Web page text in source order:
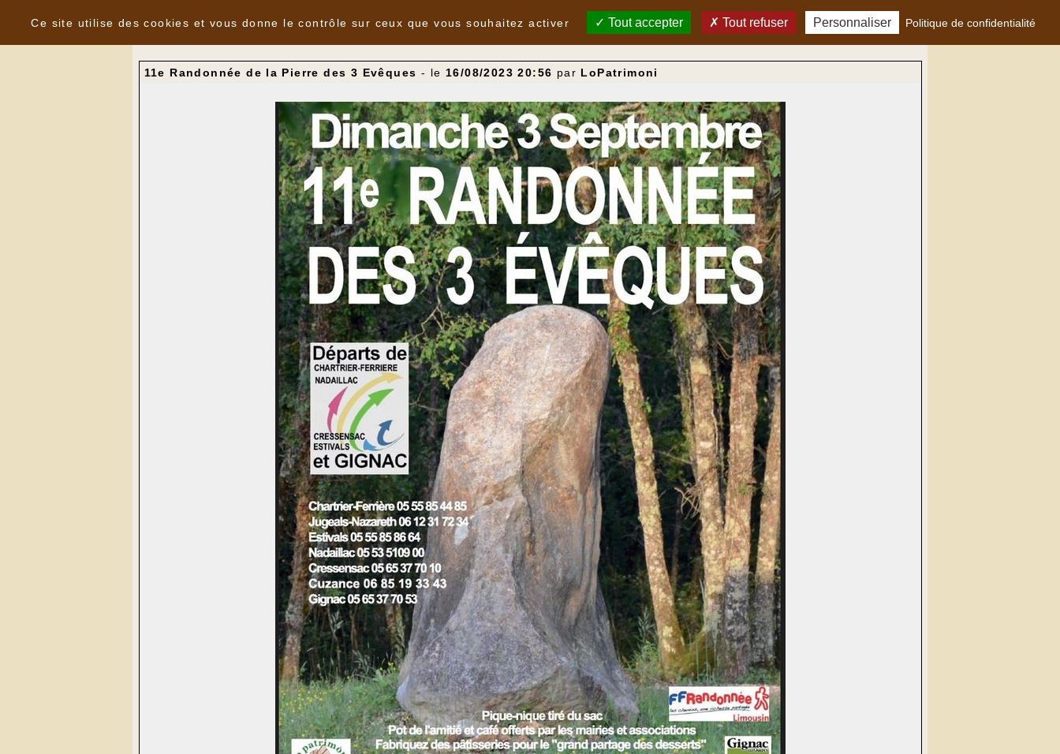
Nouvelles
11e Randonnée de la Pierre des 3 Evêques - le 16/08/2023 20:56 par LoPatrimoni
Ce site utilise des cookies et vous donne le contrôle sur ceux que vous souhaitez activer
Tout accepter Tout refuser Personnaliser Politique de confidentialité